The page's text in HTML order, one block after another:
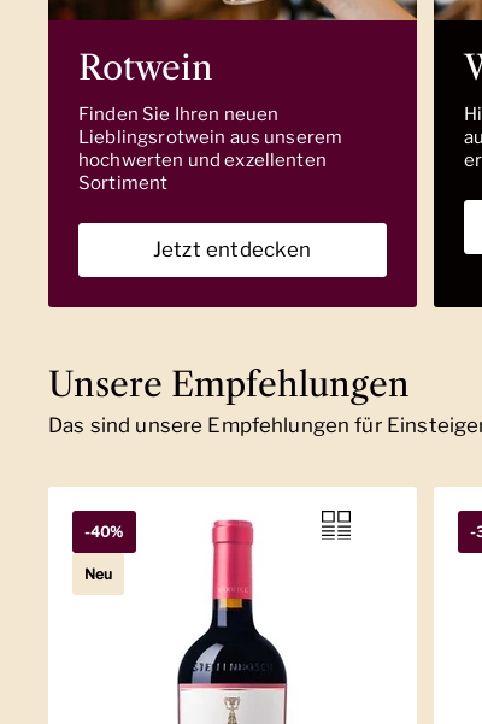
Rotwein
Finden Sie Ihren neuen
Lieblingsrotwein aus unserem
hochwerten und exzellenten
Sortiment
Jetzt entdecken
Unsere Empfehlungen
Das sind unsere Empfehlungen für
-40%
Neu
-